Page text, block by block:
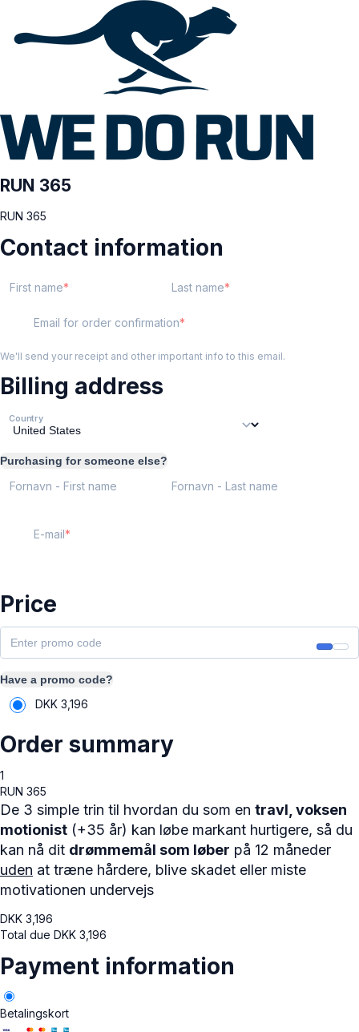
RUN 365
RUN 365
Contact information
First name Last name
Email for order confirmation
We'll send your receipt and other important info to this email.
Billing address
Country
Purchasing for someone else?
Fornavn - First name Fornavn - Last name
E-mail
Price
Have a promo code?
DKK 3,196
Order summary
1
RUN 365
De 3 simple trin til hvordan du som en travl, voksen
motionist (+35 år) kan løbe markant hurtigere, så du
kan nå dit drømmemål som løber på 12 måneder
uden at træne hårdere, blive skadet eller miste
motivationen undervejs
DKK 3,196
Total due DKK 3,196
Payment information
Betalingskort